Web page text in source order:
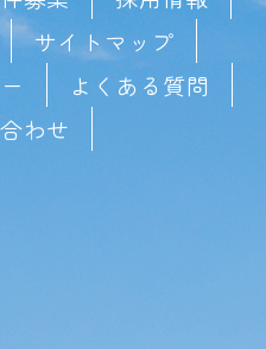
サイトマップ
よくある質問
わせ